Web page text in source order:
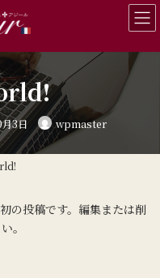
3日 wpmaster
の投稿です。編集または削
。